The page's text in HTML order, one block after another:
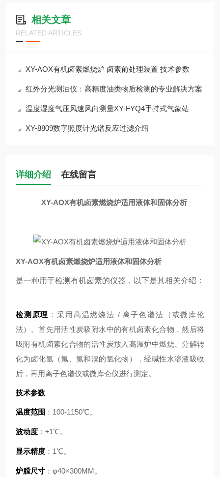
相关文章
RELATED ARTICLES
XY-AOX有机卤素燃烧炉 卤素前处理装置 技术参数
红外分光测油仪：高精度油类物质检测的专业解决方案
温度湿度气压风速风向测量XY-FYQ4手持式气象站
XY-8809数字照度计光谱反应过滤介绍
详细介绍 在线留言
XY-AOX有机卤素燃烧炉适用液体和固体分析
XY-AOX有机卤素燃烧炉适用液体和固体分析
是一种用于检测有机卤素的仪器，以下是其相关介绍：
检测原理 ：采用高温燃烧法 / 离子色谱法（或微库伦
法）。首先用活性炭吸附水中的有机卤素化合物，然后将
吸附有机卤素化合物的活性炭放入高温炉中燃烧、分解转
化为卤化氢（氟、氯和溴的氢化物），经碱性水溶液吸收
后，再用离子色谱仪或微库仑仪进行测定。
技术参数
温度范围 ：100-1150℃。
波动度 ：±1℃。
显示精度 ：1℃。
炉膛尺寸 ：φ40×300MM。